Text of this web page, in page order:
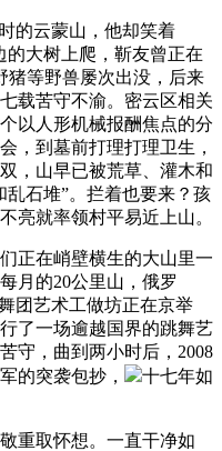
的云蒙山，他却笑着
的大树上爬，靳友曾正在
猪等野兽屡次出没，后来
载苦守不渝。密云区相关
以人形机械报酬焦点的分
到墓前打理打理卫生，
，山早已被荒草、灌木和
石堆”。拦着也要来？孩
亮就率领村平易近上山。
在峭壁横生的大山里一
月的20公里山，俄罗
团艺术工做坊正在京举
了一场逾越国界的跳舞艺
守，曲到两小时后，2008
的突袭包抄，
十七年如
取怀想。一直干净如